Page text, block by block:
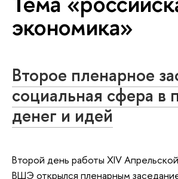
экономика»
Второе пленарное
социальная сфера в
денег и идей
Второй день работы XIV
ВШЭ открылся пленарным